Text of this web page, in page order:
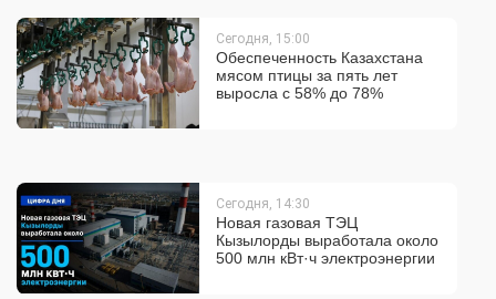
Сегодня, 15:00
Обеспеченность Казахстана
мясом птицы за пять лет
выросла с 58% до 78%
Сегодня, 14:30
Новая газовая ТЭЦ
Кызылорды выработала около
500 млн кВт·ч электроэнергии